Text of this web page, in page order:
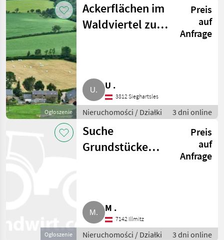
Ogłoszenie
Ackerflächen im
Waldviertel zu
Preis
auf
Anfrage
U .
3812 Sieghartsles
Nieruchomości / Działki 3 dni online
Ogłoszenie
Suche
Grundstücke
Preis
auf
Anfrage
M .
7142 Illmitz
Nieruchomości / Działki 3 dni online